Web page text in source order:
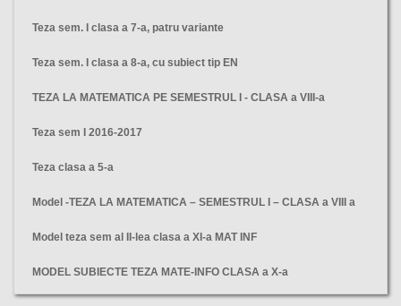
Teza sem. I clasa a 7-a, patru variante
Teza sem. I clasa a 8-a, cu subiect tip EN
TEZA LA MATEMATICA PE SEMESTRUL I - CLASA a VIII-a
Teza sem I 2016-2017
Teza clasa a 5-a
Model -TEZA LA MATEMATICA – SEMESTRUL I – CLASA a VIII a
Model teza sem al II-lea clasa a XI-a MAT INF
MODEL SUBIECTE TEZA MATE-INFO CLASA a X-a